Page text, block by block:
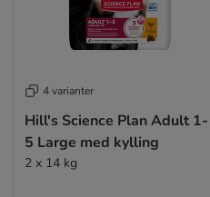
4 varianter
Hill's Science Plan Adult 1-
5 Large med kylling
2 x 14 kg